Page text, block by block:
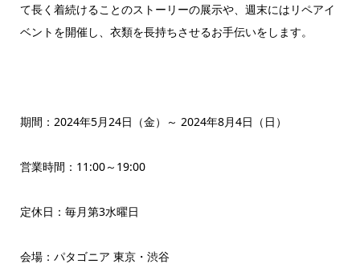
て長く着続けることのストーリーの展示や、週末にはリペアイ
ベントを開催し、衣類を長持ちさせるお手伝いをします。
期間：2024年5月24日（金）～ 2024年8月4日（日）
営業時間：11:00～19:00
定休日：毎月第3水曜日
会場：パタゴニア 東京・渋谷